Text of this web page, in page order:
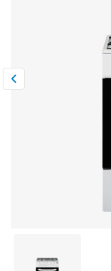
Сравнить